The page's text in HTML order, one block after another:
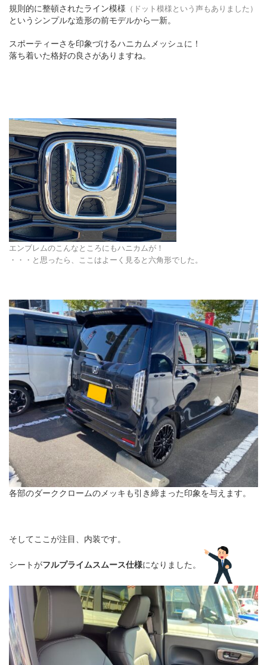
規則的に整頓されたライン模様 （ドット模様という声もありました）
というシンプルな造形の前モデルから一新。
スポーティーさを印象づけるハニカムメッシュに！
落ち着いた格好の良さがありますね。
エンブレムのこんなところにもハニカムが！
・・・と思ったら、ここはよーく見ると六角形でした。
各部のダーククロームのメッキも引き締まった印象を与えます。
そしてここが注目、内装です。
シートがフルプライムスムース仕様になりました。